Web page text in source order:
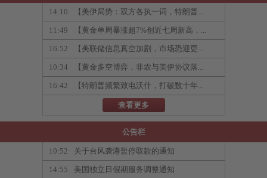
14:10 【美伊局势：双方各执一词，特朗普...
11:49 【黄金单周暴涨超7%创近七周新高，...
16:52 【美联储信息真空加剧，市场恐迎更...
10:34 【黄金多空博弈，非农与美伊协议落...
16:42 【特朗普频繁致电沃什，打破数十年...
查看更多
公告栏
10:52 关于台风袭港暂停取款的通知
14:55 美国独立日假期服务调整通知